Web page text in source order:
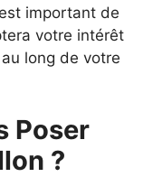
important de
votre intérêt
long de votre
Poser
?